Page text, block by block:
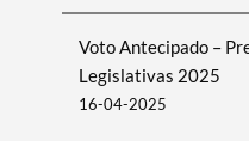
Voto Antecipado –
Legislativas 2025
16-04-2025